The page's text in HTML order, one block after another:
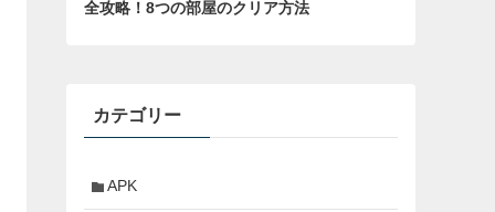
全攻略！8つの部屋のクリア方法
カテゴリー
APK